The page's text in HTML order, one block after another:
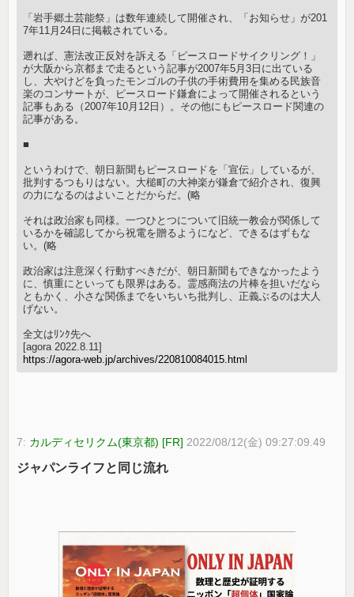
「岩手郷土芸能祭」は数年連続して開催され、「お知らせ」が201
7年11月24日に掲載されている。
遡れば、憲法改正反対を訴える「ピースロードサイクリング！」
が大阪から京都まで走るという記事が2007年5月3日に出ている
し、大やけどを負ったモンゴルの子供の手術費用を集める民族音
楽のコンサートが、ピースロード鎌倉によって開催されるという
記事もある（2007年10月12日）。その他にもピースロード関連の
記事がある。
■
というわけで、朝日新聞もピースロードを「宣伝」しているが、
批判するつもりはない。大槌町の大神楽が鎌倉で紹介され、復興
の力になるのはよいことだからだ。(略
それは政治家も同様。一つひとつについて旧統一教会が関係して
いるかを確認してから祝電を贈るようになど、できるはずもな
い。(略
政治家は注意深く行動すべきだが、朝日新聞もできなかったよう
に、慎重にといっても限界はある。霊感商法の片棒を担いだなら
ともかく、小さな関係までをいちいち批判し、正義ぶるのは大人
げない。
全文はﾘﾝｸ先へ
[agora 2022.8.11]
https://agora-web.jp/archives/220810084015.html
7: カルディセリクム(東京都) [FR] 2022/08/12(金) 09:27:09.49
ジャパンライフと同じ流れ